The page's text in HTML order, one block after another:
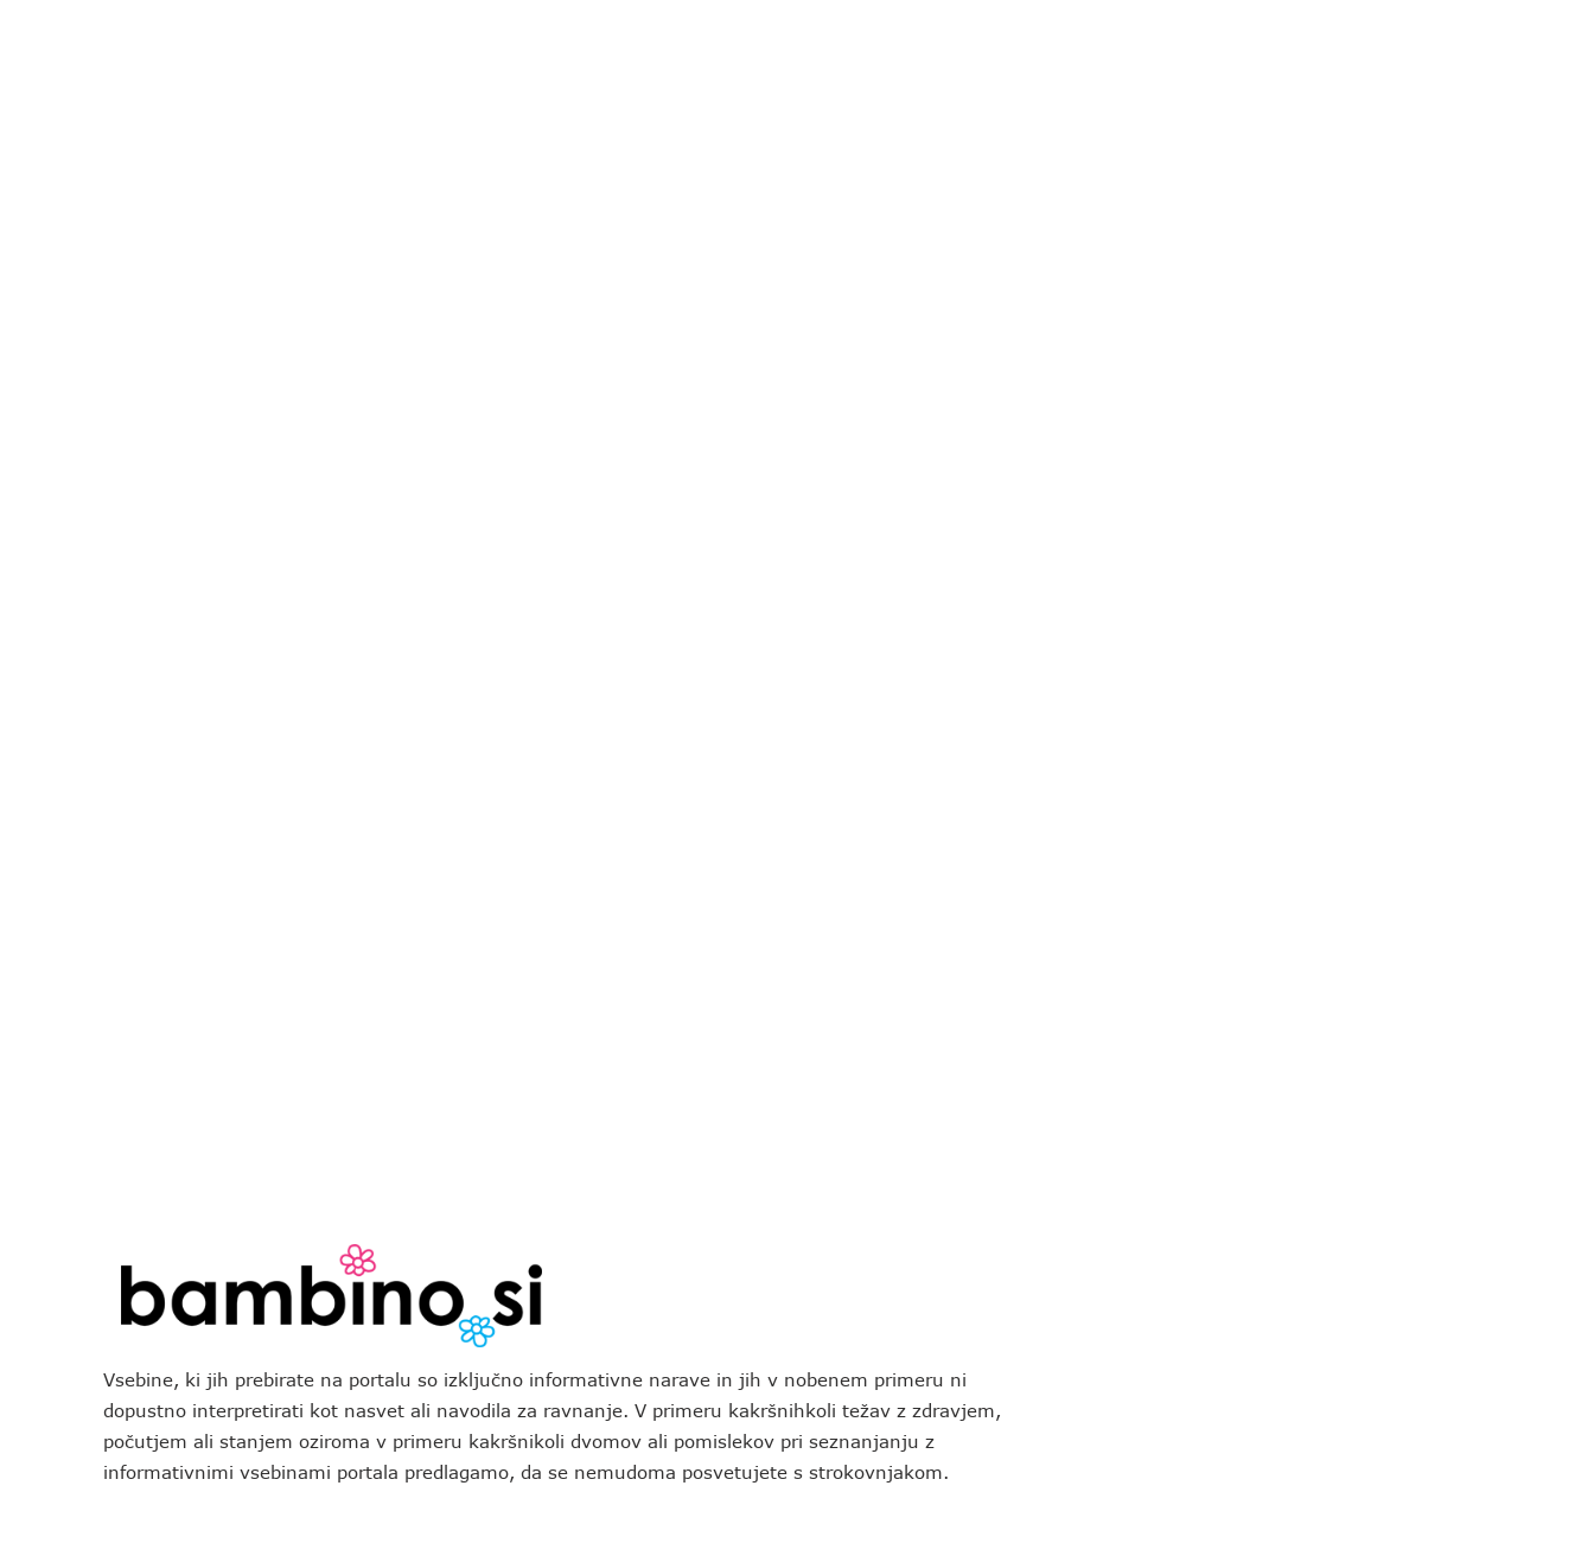
Vsebine, ki jih prebirate na portalu so izključno informativne narave in jih v nobenem primeru ni
dopustno interpretirati kot nasvet ali navodila za ravnanje. V primeru kakršnihkoli težav z zdravjem,
počutjem ali stanjem oziroma v primeru kakršnikoli dvomov ali pomislekov pri seznanjanju z
informativnimi vsebinami portala predlagamo, da se nemudoma posvetujete s strokovnjakom.